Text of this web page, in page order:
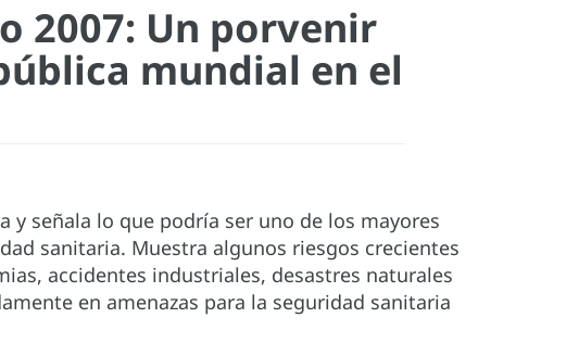
2007: Un porvenir
mundial en el
señala lo que podría ser uno de los mayores
sanitaria. Muestra algunos riesgos crecientes
accidentes industriales, desastres naturales
en amenazas para la seguridad sanitaria